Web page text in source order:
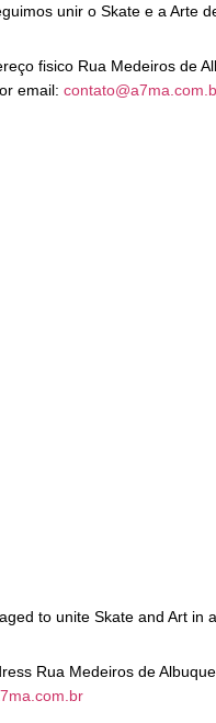
unir o Skate e a
fisico Rua Medeiros de
email:
to unite Skate and Art
Rua Medeiros de